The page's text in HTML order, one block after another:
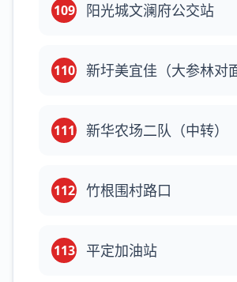
109 阳光城文澜府公交站
110 新圩美宜佳（大参林对
111 新华农场二队（中转）
112 竹根围村路口
113 平定加油站